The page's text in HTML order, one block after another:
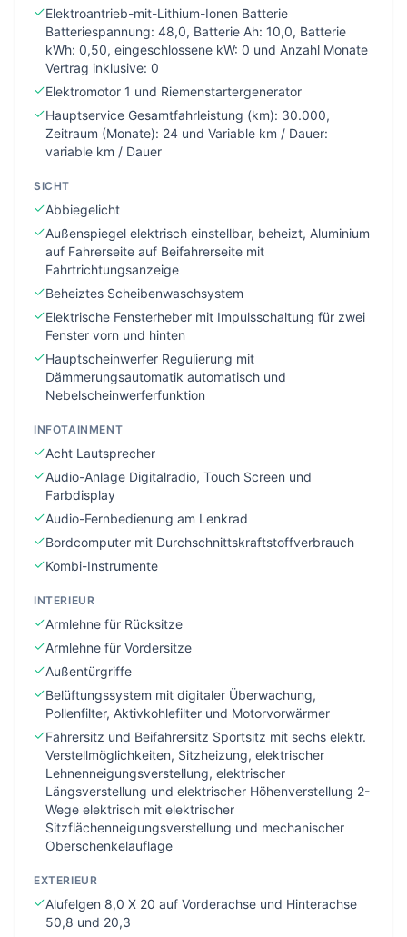
Elektroantrieb-mit-Lithium-Ionen Batterie
Batteriespannung: 48,0, Batterie Ah: 10,0, Batterie
kWh: 0,50, eingeschlossene kW: 0 und Anzahl Monate
Vertrag inklusive: 0
Elektromotor 1 und Riemenstartergenerator
Hauptservice Gesamtfahrleistung (km): 30.000,
Zeitraum (Monate): 24 und Variable km / Dauer:
variable km / Dauer
SICHT
Abbiegelicht
Außenspiegel elektrisch einstellbar, beheizt, Aluminium
auf Fahrerseite auf Beifahrerseite mit
Fahrtrichtungsanzeige
Beheiztes Scheibenwaschsystem
Elektrische Fensterheber mit Impulsschaltung für zwei
Fenster vorn und hinten
Hauptscheinwerfer Regulierung mit
Dämmerungsautomatik automatisch und
Nebelscheinwerferfunktion
INFOTAINMENT
Acht Lautsprecher
Audio-Anlage Digitalradio, Touch Screen und
Farbdisplay
Audio-Fernbedienung am Lenkrad
Bordcomputer mit Durchschnittskraftstoffverbrauch
Kombi-Instrumente
INTERIEUR
Armlehne für Rücksitze
Armlehne für Vordersitze
Außentürgriffe
Belüftungssystem mit digitaler Überwachung,
Pollenfilter, Aktivkohlefilter und Motorvorwärmer
Fahrersitz und Beifahrersitz Sportsitz mit sechs elektr.
Verstellmöglichkeiten, Sitzheizung, elektrischer
Lehnenneigungsverstellung, elektrischer
Längsverstellung und elektrischer Höhenverstellung 2-
Wege elektrisch mit elektrischer
Sitzflächenneigungsverstellung und mechanischer
Oberschenkelauflage
EXTERIEUR
Alufelgen 8,0 X 20 auf Vorderachse und Hinterachse
50,8 und 20,3